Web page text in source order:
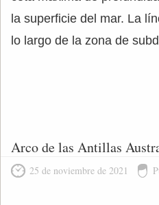
la superficie del mar. La
lo largo de la zona de
Arco de las Antillas
25 de noviembre de 2021